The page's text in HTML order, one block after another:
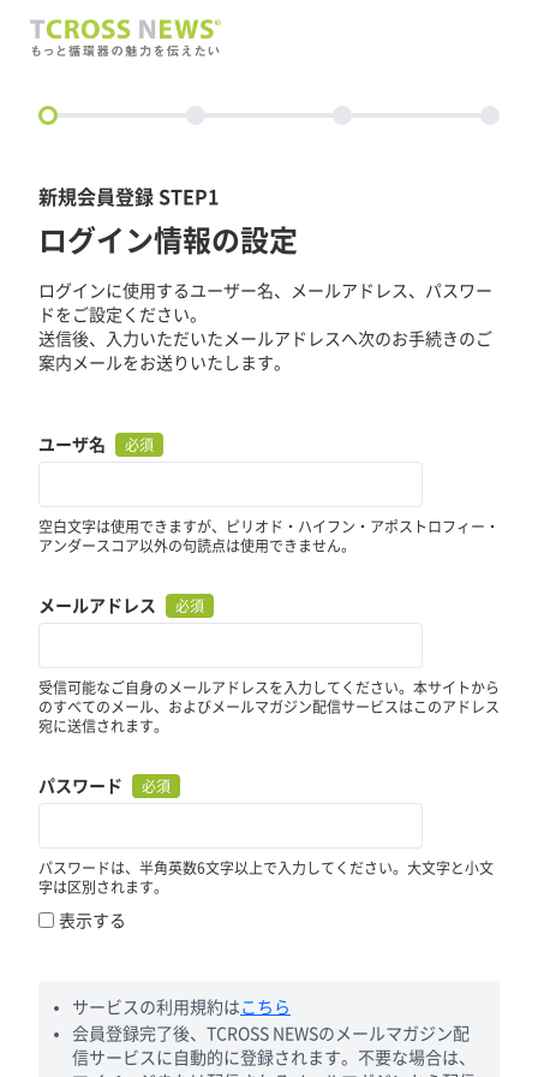
circle
新規会員登録 STEP1
ログイン情報の設定
ログインに使用するユーザー名、メールアドレス、パスワー
ドをご設定ください。
送信後、入力いただいたメールアドレスへ次のお手続きのご
案内メールをお送りいたします。
ユーザ名 必須
空白文字は使用できますが、ピリオド・ハイフン・アポストロフィー・
アンダースコア以外の句読点は使用できません。
メールアドレス 必須
受信可能なご自身のメールアドレスを入力してください。本サイトから
のすべてのメール、およびメールマガジン配信サービスはこのアドレス
宛に送信されます。
パスワード 必須
パスワードは、半角英数6文字以上で入力してください。大文字と小文
字は区別されます。
表示する
サービスの利用規約は こちら
会員登録完了後、TCROSS NEWSのメールマガジン配
信サービスに自動的に登録されます。不要な場合は、